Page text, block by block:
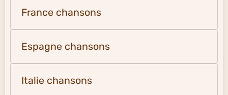
France chansons
Espagne chansons
Italie chansons